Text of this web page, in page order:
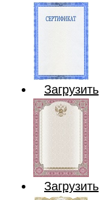
Загрузить
Загрузить